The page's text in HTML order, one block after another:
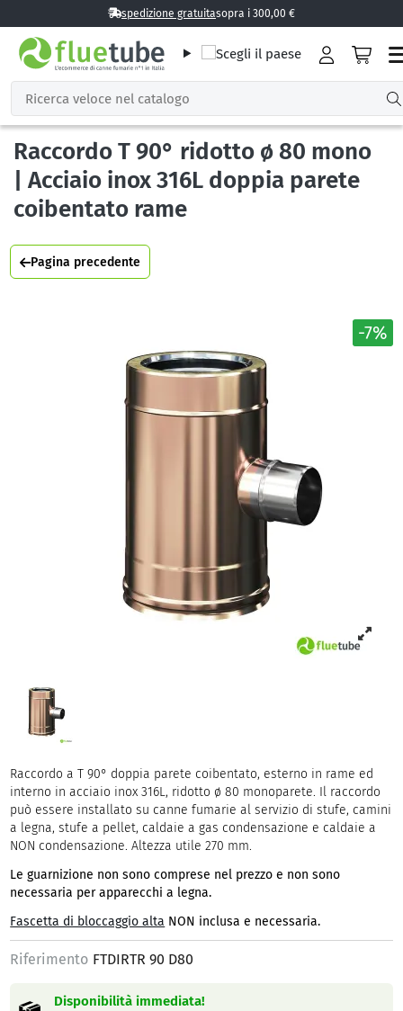
spedizione gratuitasopra i 300,00 €
Raccordo T 90° ridotto ø 80 mono
| Acciaio inox 316L doppia parete
coibentato rame
Pagina precedente
-7%
Raccordo a T 90° doppia parete coibentato, esterno in rame ed
interno in acciaio inox 316L, ridotto ø 80 monoparete. Il raccordo
può essere installato su canne fumarie al servizio di stufe, camini
a legna, stufe a pellet, caldaie a gas condensazione e caldaie a
NON condensazione. Altezza utile 270 mm.
Le guarnizione non sono comprese nel prezzo e non sono
necessaria per apparecchi a legna.
Fascetta di bloccaggio alta NON inclusa e necessaria.
Riferimento FTDIRTR 90 D80
Disponibilità immediata!